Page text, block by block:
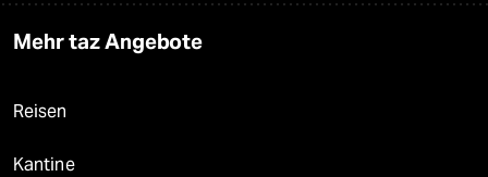
Mehr taz Angebote
Reisen
Kantine